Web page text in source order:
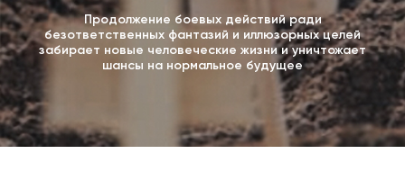
Продолжение боевых действий ради
безответственных фантазий и иллюзорных целей
забирает новые человеческие жизни и уничтожает
шансы на нормальное будущее